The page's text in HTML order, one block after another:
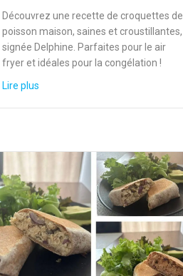
Découvrez une recette de croquettes de
poisson maison, saines et croustillantes,
signée Delphine. Parfaites pour le air
fryer et idéales pour la congélation !
Lire plus